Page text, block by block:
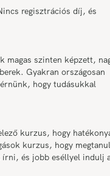
regisztrációs díj, és
magas szinten képzett,
Gyakran országosan
hogy tudásukkal
kurzus, hogy
kurzus, hogy
és jobb eséllyel indulj